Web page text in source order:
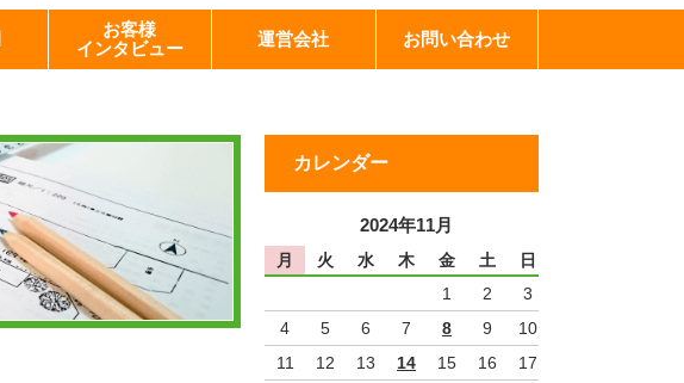
お客様
インタビュー
運営会社 お問い合わせ
カレンダー
2024年11月
月 火 水 木 金 土
日
1
2
3
4
5 6 7 8 9
10
11
12 13 14 15 16
17